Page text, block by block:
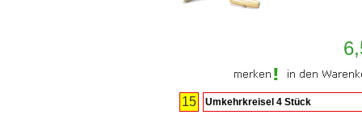
15 Umkehrkreisel 4 Stück